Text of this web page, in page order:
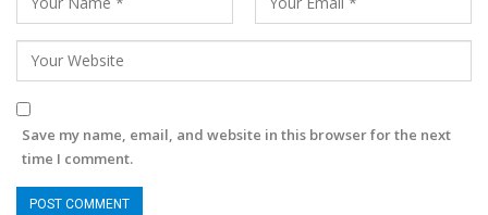
Save my name, email, and website in this browser for the next
time I comment.